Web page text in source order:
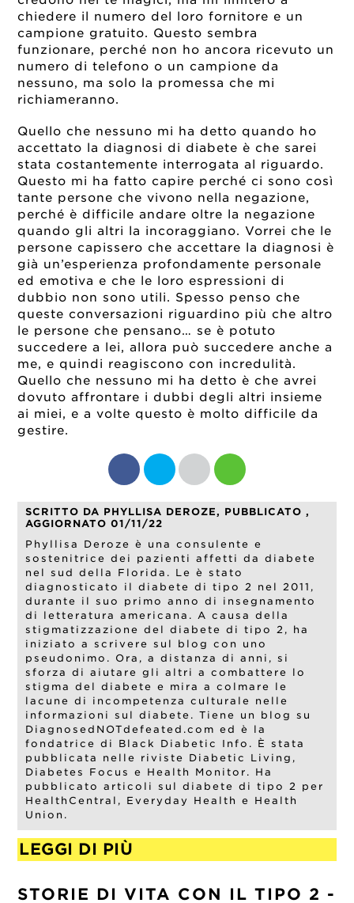
chiedere il numero del loro fornitore e un
campione gratuito. Questo sembra
funzionare, perché non ho ancora ricevuto un
numero di telefono o un campione da
nessuno, ma solo la promessa che mi
richiameranno.
Quello che nessuno mi ha detto quando ho
accettato la diagnosi di diabete è che sarei
stata costantemente interrogata al riguardo.
Questo mi ha fatto capire perché ci sono così
tante persone che vivono nella negazione,
perché è difficile andare oltre la negazione
quando gli altri la incoraggiano. Vorrei che le
persone capissero che accettare la diagnosi è
già un’esperienza profondamente personale
ed emotiva e che le loro espressioni di
dubbio non sono utili. Spesso penso che
queste conversazioni riguardino più che altro
le persone che pensano… se è potuto
succedere a lei, allora può succedere anche a
me, e quindi reagiscono con incredulità.
Quello che nessuno mi ha detto è che avrei
dovuto affrontare i dubbi degli altri insieme
ai miei, e a volte questo è molto difficile da
gestire.
SCRITTO DA PHYLLISA DEROZE, PUBBLICATO ,
AGGIORNATO 01/11/22
Phyllisa Deroze è una consulente e
sostenitrice dei pazienti affetti da diabete
nel sud della Florida. Le è stato
diagnosticato il diabete di tipo 2 nel 2011,
durante il suo primo anno di insegnamento
di letteratura americana. A causa della
stigmatizzazione del diabete di tipo 2, ha
iniziato a scrivere sul blog con uno
pseudonimo. Ora, a distanza di anni, si
sforza di aiutare gli altri a combattere lo
stigma del diabete e mira a colmare le
lacune di incompetenza culturale nelle
informazioni sul diabete. Tiene un blog su
DiagnosedNOTdefeated.com ed è la
fondatrice di Black Diabetic Info. È stata
pubblicata nelle riviste Diabetic Living,
Diabetes Focus e Health Monitor. Ha
pubblicato articoli sul diabete di tipo 2 per
HealthCentral, Everyday Health e Health
Union.
LEGGI DI PIÙ
STORIE DI VITA CON IL TIPO 2 -